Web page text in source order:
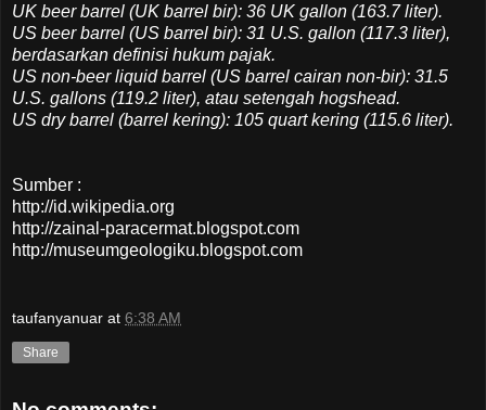
UK beer barrel (UK barrel bir): 36 UK gallon (163.7 liter).
US beer barrel (US barrel bir): 31 U.S. gallon (117.3 liter),
berdasarkan definisi hukum pajak.
US non-beer liquid barrel (US barrel cairan non-bir): 31.5
U.S. gallons (119.2 liter), atau setengah hogshead.
US dry barrel (barrel kering): 105 quart kering (115.6 liter).
Sumber :
http://id.wikipedia.org
http://zainal-paracermat.blogspot.com
http://museumgeologiku.blogspot.com
taufanyanuar at 6:38 AM
Share